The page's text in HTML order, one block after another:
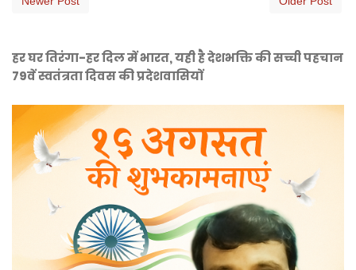
हर घर तिरंगा-हर दिल में भारत, यही है देशभक्ति की सच्ची पहचान
79वें स्वतंत्रता दिवस की प्रदेशवासियों